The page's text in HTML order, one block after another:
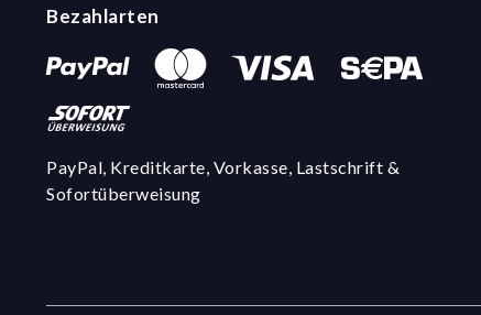
Bezahlarten
PayPal, Kreditkarte, Vorkasse, Lastschrift &
Sofortüberweisung